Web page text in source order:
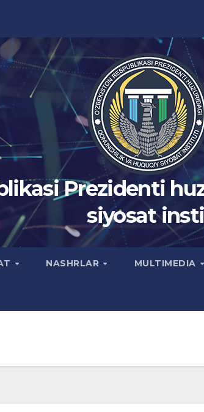
Prezidenti
siyosat
NASHRLAR MULTIMEDIA